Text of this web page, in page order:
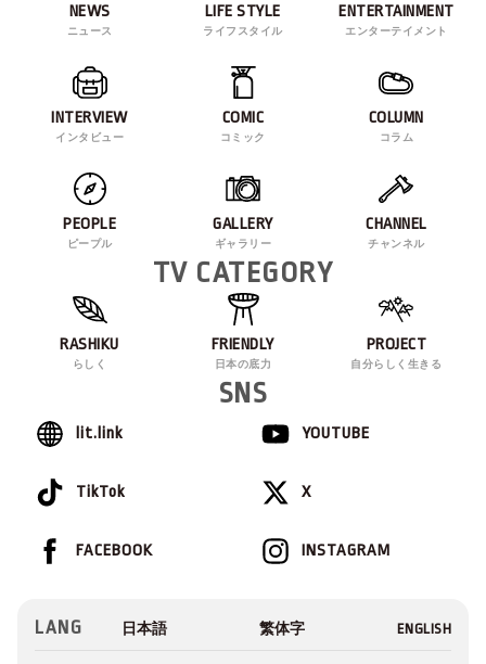
NEWS
ニュース
LIFE STYLE
ライフスタイル
ENTERTAINMENT
エンターテイメント
INTERVIEW
インタビュー
COMIC
コミック
COLUMN
コラム
PEOPLE
ピープル
GALLERY
ギャラリー
CHANNEL
チャンネル
TV CATEGORY
RASHIKU
らしく
FRIENDLY
日本の底力
PROJECT
自分らしく生きる
SNS
lit.link YOUTUBE
TikTok X
INSTAGRAM
FACEBOOK
LANG